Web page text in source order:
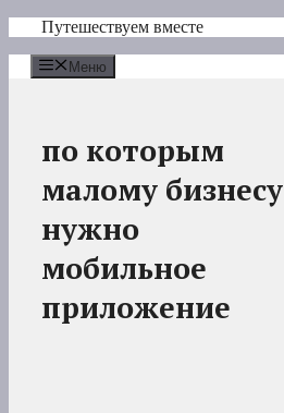
Перейти
содержимому
Путешествуем вместе
Меню
по которым
малому бизнесу
нужно
мобильное
приложение